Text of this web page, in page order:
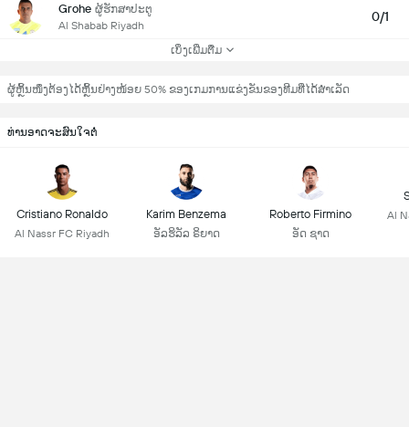
Grohe ຜູ້ຮັກສາປະຕູ
Al Shabab Riyadh
0/1
ເບິ່ງເພີ່ມຕື່ມ
ຜູ້ຫຼິ້ນໜຶ່ງຕ້ອງໄດ້ຫຼິ້ນຢ່າງໜ້ອຍ 50% ຂອງເກມການແຂ່ງຂັນຂອງທີມທີ່ໄດ້ສຳເລັດ
ທ່ານອາດຈະສົນໃຈຕໍ່
Cristiano Ronaldo
Al Nassr FC Riyadh
Karim Benzema
ອັລຮິລັລ ຣິຍາດ
Roberto Firmino
ອັດ ຊາດ
Al